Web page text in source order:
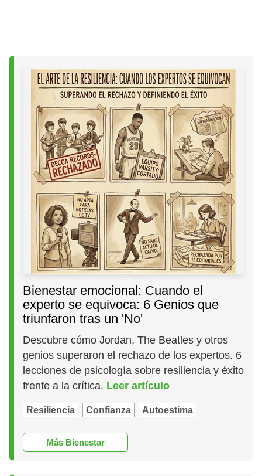
Bienestar emocional: Cuando el
experto se equivoca: 6 Genios que
triunfaron tras un 'No'
Descubre cómo Jordan, The Beatles y otros
genios superaron el rechazo de los expertos. 6
lecciones de psicología sobre resiliencia y éxito
frente a la crítica. Leer artículo
Resiliencia Confianza Autoestima
Más Bienestar